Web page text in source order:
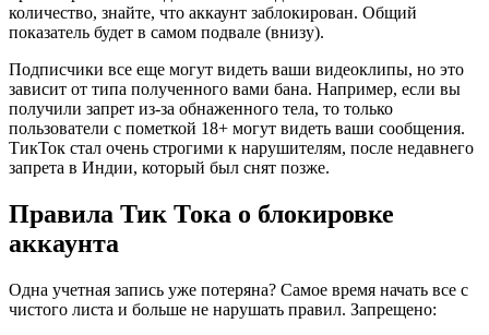
количество, знайте, что аккаунт заблокирован. Общий
показатель будет в самом подвале (внизу).
Подписчики все еще могут видеть ваши видеоклипы, но это
зависит от типа полученного вами бана. Например, если вы
получили запрет из-за обнаженного тела, то только
пользователи с пометкой 18+ могут видеть ваши сообщения.
ТикТок стал очень строгими к нарушителям, после недавнего
запрета в Индии, который был снят позже.
Правила Тик Тока о блокировке
аккаунта
Одна учетная запись уже потеряна? Самое время начать все с
чистого листа и больше не нарушать правил. Запрещено: